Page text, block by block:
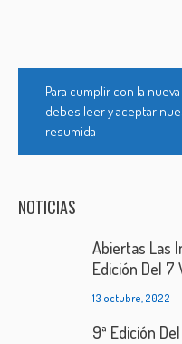
Para cumplir con la
debes leer y aceptar
resumida
NOTICIAS
Abiertas Las
Edición Del 7
13 octubre, 2022
9ª Edición